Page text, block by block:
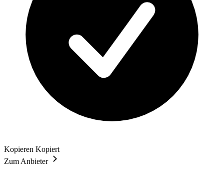
Kopieren Kopiert
Zum Anbieter